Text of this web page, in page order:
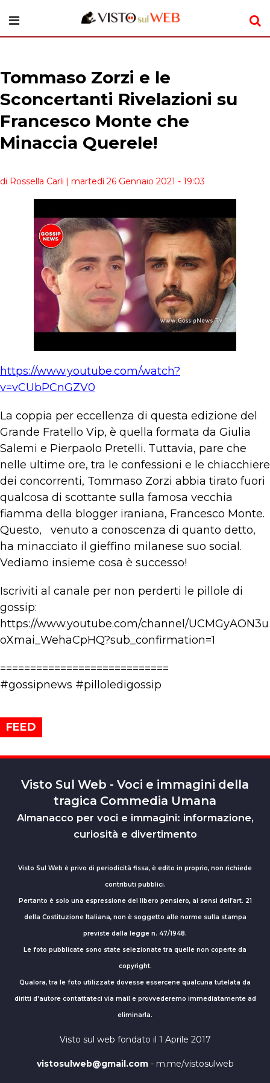
Tommaso Zorzi e le
Sconcertanti Rivelazioni su
Francesco Monte che
Minaccia Querele!
di Rossella Carli | martedì 26 Gennaio 2021 - 19:03
https://www.youtube.com/watch?
v=vCUbPCnGZV0
La coppia per eccellenza di questa edizione del
Grande Fratello Vip, è quella formata da Giulia
Salemi e Pierpaolo Pretelli. Tuttavia, pare che
nelle ultime ore, tra le confessioni e le chiacchiere
dei concorrenti, Tommaso Zorzi abbia tirato fuori
qualcosa di scottante sulla famosa vecchia
fiamma della blogger iraniana, Francesco Monte.
Questo, venuto a conoscenza di quanto detto,
ha minacciato il gieffino milanese suo social.
Vediamo insieme cosa è successo!
Iscriviti al canale per non perderti le pillole di
gossip:
https://www.youtube.com/channel/UCMGyAON3u
oXmai_WehaCpHQ?sub_confirmation=1
============================
#gossipnews #pilloledigossip
FEED
Visto Sul Web - Voci e immagini della
tragica Commedia Umana
Almanacco per voci e immagini: informazione,
curiosità e divertimento
Visto Sul Web è privo di periodicità fissa, è edito in proprio, non richiede
contributi pubblici.
Pertanto è solo una espressione del libero pensiero, ai sensi dell’art. 21
della Costituzione Italiana, non è soggetto alle norme sulla stampa
previste dalla legge n. 47/1948.
Le foto pubblicate sono state selezionate tra quelle non coperte da
copyright.
Qualora, tra le foto utilizzate dovesse essercene qualcuna tutelata da
diritti d'autore contattateci via mail e provvederemo immediatamente ad
eliminarla.
Visto sul web fondato il 1 Aprile 2017
vistosulweb@gmail.com- m.me/vistosulweb